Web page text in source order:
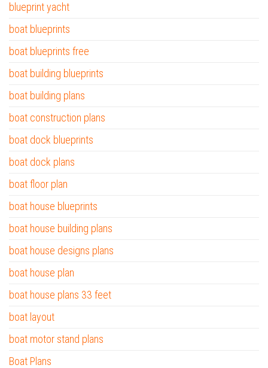
blueprint yacht
boat blueprints
boat blueprints free
boat building blueprints
boat building plans
boat construction plans
boat dock blueprints
boat dock plans
boat floor plan
boat house blueprints
boat house building plans
boat house designs plans
boat house plan
boat house plans 33 feet
boat layout
boat motor stand plans
Boat Plans